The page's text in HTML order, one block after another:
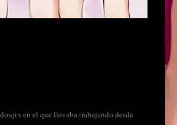
en el que llevaba trabajando desde